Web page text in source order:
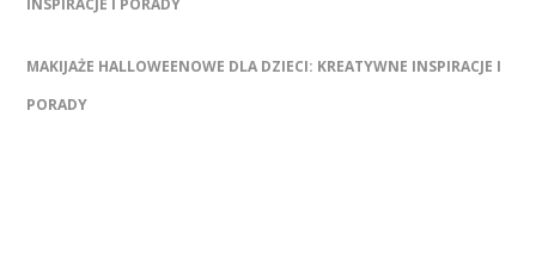
MAKIJAŻE HALLOWEENOWE DLA DZIECI: KREATYWNE INSPIRACJE I
PORADY